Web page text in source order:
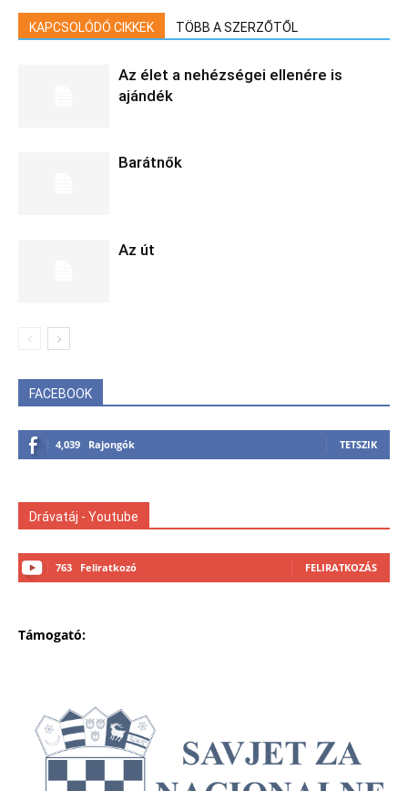
KAPCSOLÓDÓ CIKKEK TÖBB A SZERZŐTŐL
Az élet a nehézségei ellenére is
ajándék
Barátnők
Az út
FACEBOOK
4,039 Rajongók TETSZIK
Drávatáj - Youtube
763 Feliratkozó FELIRATKOZÁS
Támogató: